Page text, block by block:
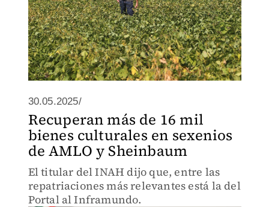
30.05.2025/
Recuperan más de 16 mil
bienes culturales en sexenios
de AMLO y Sheinbaum
El titular del INAH dijo que, entre las
repatriaciones más relevantes está la del
Portal al Inframundo.